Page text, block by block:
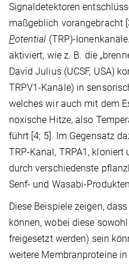
Signaldetektoren
maßgeblich vorangebracht
Potential (TRP)-
aktiviert, wie z. B. die
David Julius (UCSF, USA)
TRPV1-Kanäle) in
welches wir auch mit dem
noxische Hitze, also
führt [4; 5]. Im Gegensatz
TRP-Kanal, TRPA1,
durch verschiedenste
Senf- und Wasabi-
Diese Beispiele zeigen,
können, wobei diese
freigesetzt werden) sein
weitere Membranproteine